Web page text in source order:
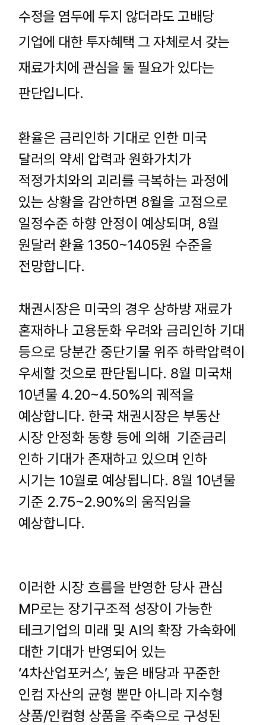
수정을 염두에 두지 않더라도 고배당
기업에 대한 투자혜택 그 자체로서 갖는
재료가치에 관심을 둘 필요가 있다는
판단입니다.
환율은 금리인하 기대로 인한 미국
달러의 약세 압력과 원화가치가
적정가치와의 괴리를 극복하는 과정에
있는 상황을 감안하면 8월을 고점으로
일정수준 하향 안정이 예상되며, 8월
원달러 환율 1350~1405원 수준을
전망합니다.
채권시장은 미국의 경우 상하방 재료가
혼재하나 고용둔화 우려와 금리인하 기대
등으로 당분간 중단기물 위주 하락압력이
우세할 것으로 판단됩니다. 8월 미국채
10년물 4.20~4.50%의 궤적을
예상합니다. 한국 채권시장은 부동산
시장 안정화 동향 등에 의해 기준금리
인하 기대가 존재하고 있으며 인하
시기는 10월로 예상됩니다. 8월 10년물
기준 2.75~2.90%의 움직임을
예상합니다.
이러한 시장 흐름을 반영한 당사 관심
MP로는 장기구조적 성장이 가능한
테크기업의 미래 및 AI의 확장 가속화에
대한 기대가 반영되어 있는
‘4차산업포커스’, 높은 배당과 꾸준한
인컴 자산의 균형 뿐만 아니라 지수형
상품/인컴형 상품을 주축으로 구성된